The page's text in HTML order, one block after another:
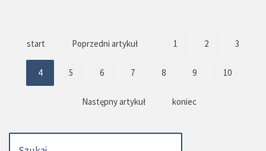
start Poprzedni artykuł 1 2 3
4 5 6 7 8 9 10
Następny artykuł koniec